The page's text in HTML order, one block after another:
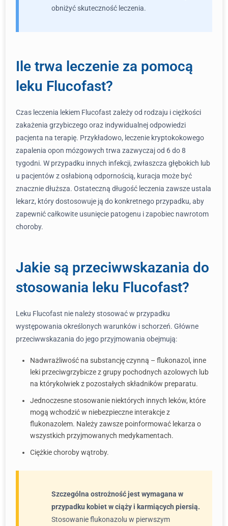
obniżyć skuteczność leczenia.
Ile trwa leczenie za pomocą
leku Flucofast?
Czas leczenia lekiem Flucofast zależy od rodzaju i ciężkości
zakażenia grzybiczego oraz indywidualnej odpowiedzi
pacjenta na terapię. Przykładowo, leczenie kryptokokowego
zapalenia opon mózgowych trwa zazwyczaj od 6 do 8
tygodni. W przypadku innych infekcji, zwłaszcza głębokich lub
u pacjentów z osłabioną odpornością, kuracja może być
znacznie dłuższa. Ostateczną długość leczenia zawsze ustala
lekarz, który dostosowuje ją do konkretnego przypadku, aby
zapewnić całkowite usunięcie patogenu i zapobiec nawrotom
choroby.
Jakie są przeciwwskazania do
stosowania leku Flucofast?
Leku Flucofast nie należy stosować w przypadku
występowania określonych warunków i schorzeń. Główne
przeciwwskazania do jego przyjmowania obejmują:
Nadwrażliwość na substancję czynną – flukonazol, inne
leki przeciwgrzybicze z grupy pochodnych azolowych lub
na którykolwiek z pozostałych składników preparatu.
Jednoczesne stosowanie niektórych innych leków, które
mogą wchodzić w niebezpieczne interakcje z
flukonazolem. Należy zawsze poinformować lekarza o
wszystkich przyjmowanych medykamentach.
Ciężkie choroby wątroby.
Szczególna ostrożność jest wymagana w
przypadku kobiet w ciąży i karmiących piersią.
Stosowanie flukonazolu w pierwszym